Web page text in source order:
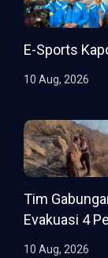
E-Sports
10 Aug, 2026
Tim
Evakuasi 4
10 Aug, 2026